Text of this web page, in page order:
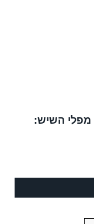
מפלי השיש: